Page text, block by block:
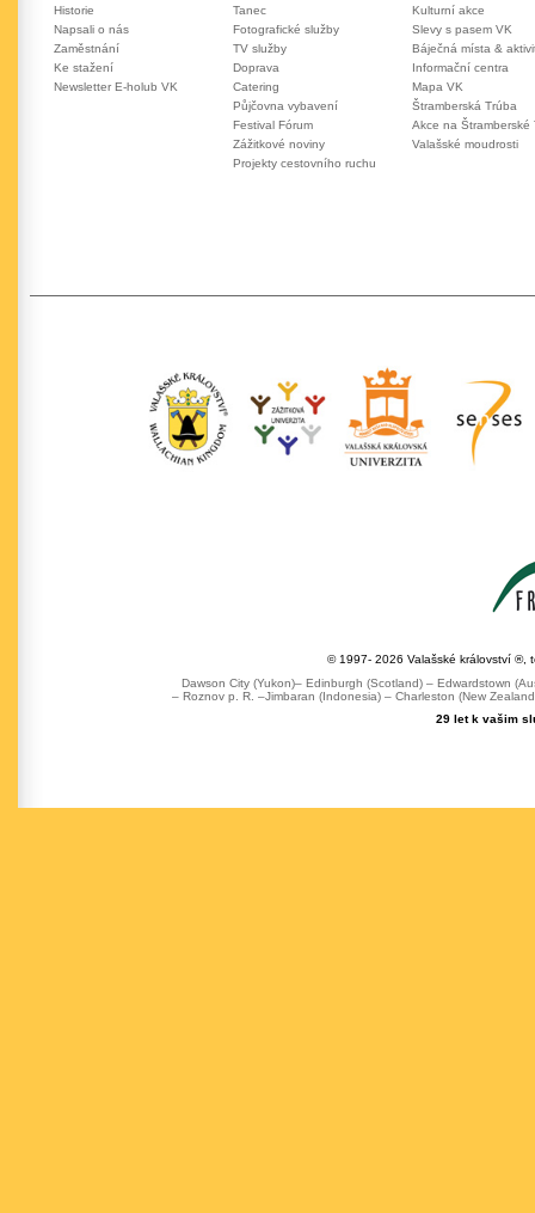
Historie
Napsali o nás
Zaměstnání
Ke stažení
Newsletter E-holub VK
Tanec
Fotografické služby
TV služby
Doprava
Catering
Půjčovna vybavení
Festival Fórum
Zážitkové noviny
Projekty cestovního ruchu
Kulturní akce
Slevy s pasem VK
Báječná místa &
Informační centra
Mapa VK
Štramberská Trúba
Akce na Štramberské
Valašské moudrosti
© 1997- 2026 Valašské království ®,
Dawson City (Yukon)– Edinburgh (Scotland) – Edwardstown
– Roznov p. R. –Jimbaran (Indonesia) – Charleston (New
29 let k vašim